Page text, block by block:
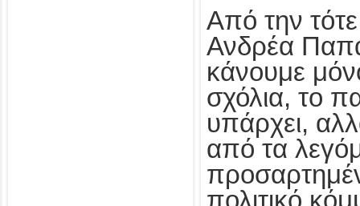
Από την
Ανδρέα
κάνουμε
σχόλια, το
υπάρχει,
από τα
πολιτικό